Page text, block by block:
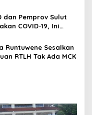
dan Pemprov Sulut
COVID-19, Ini
Kesehatan
Runtuwene Sesalkan
RTLH Tak Ada MCK